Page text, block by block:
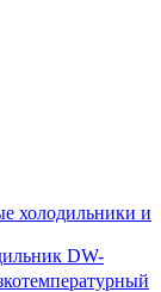
холодильники и
DW-